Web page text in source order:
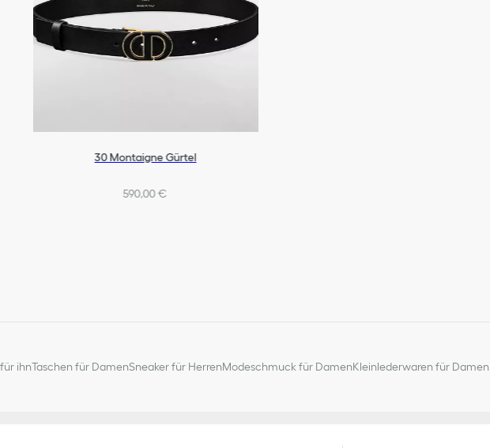
30 Montaigne Gürtel
590,00 €
ihnTaschen für DamenSneaker für HerrenModeschmuck für DamenKleinlederwaren für Damen